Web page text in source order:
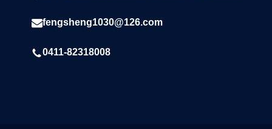
fengsheng1030@126.com
0411-82318008